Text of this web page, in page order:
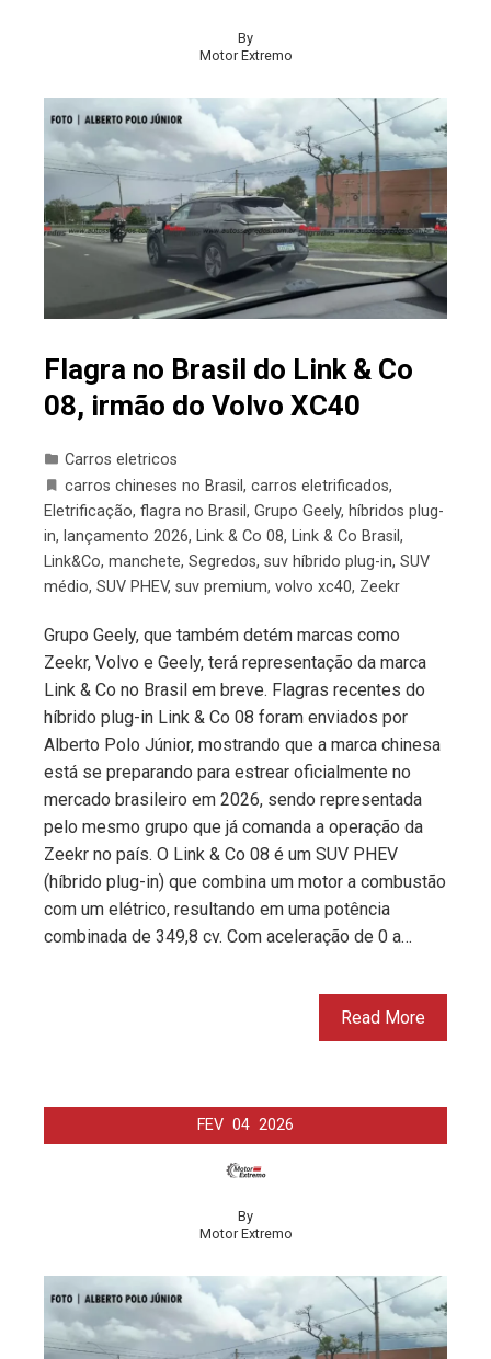
By
Motor Extremo
Flagra no Brasil do Link & Co
08, irmão do Volvo XC40
Carros eletricos
carros chineses no Brasil , carros eletrificados,
Eletrificação, flagra no Brasil , Grupo Geely, híbridos plug-
in, lançamento 2026, Link & Co 08, Link & Co Brasil ,
Link&Co, manchete, Segredos, suv híbrido plug-in, SUV
médio, SUV PHEV, suv premium, volvo xc40, Zeekr
Grupo Geely, que também detém marcas como
Zeekr, Volvo e Geely, terá representação da marca
Link & Co no Brasil em breve. Flagras recentes do
híbrido plug-in Link & Co 08 foram enviados por
Alberto Polo Júnior, mostrando que a marca chinesa
está se preparando para estrear oficialmente no
mercado brasileiro em 2026, sendo representada
pelo mesmo grupo que já comanda a operação da
Zeekr no país. O Link & Co 08 é um SUV PHEV
(híbrido plug-in) que combina um motor a combustão
com um elétrico, resultando em uma potência
combinada de 349,8 cv. Com aceleração de 0 a…
Read More
FEV 04 2026
By
Motor Extremo